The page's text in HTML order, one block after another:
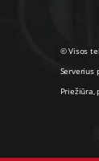
© Visos
Serverius
Priežiūra,